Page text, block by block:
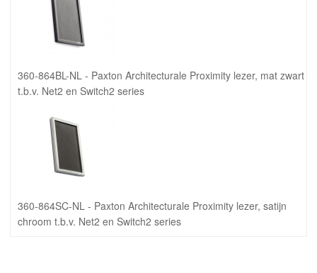
360-864BL-NL - Paxton Architecturale Proximity lezer, mat zwart
t.b.v. Net2 en Switch2 series
360-864SC-NL - Paxton Architecturale Proximity lezer, satijn
chroom t.b.v. Net2 en Switch2 series